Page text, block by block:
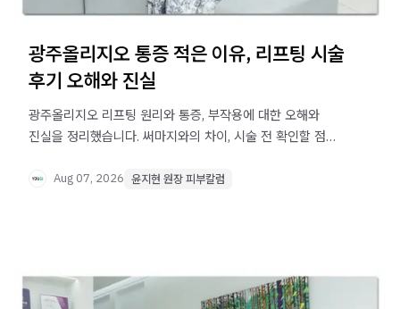
광주올리지오 통증 적은 이유, 리프팅 시술
후기 오해와 진실
광주올리지오 리프팅 원리와 통증, 부작용에 대한 오해와
진실을 정리했습니다. 써마지와의 차이, 시술 전 확인할 점을
Aug 07, 2026 윤지현 원장 피부칼럼